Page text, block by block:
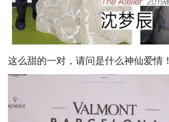
这么甜的一对，请问是什么神仙爱情！